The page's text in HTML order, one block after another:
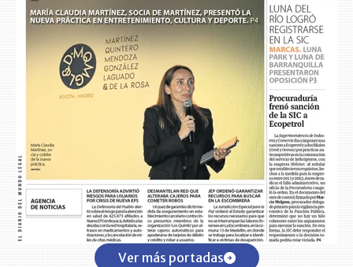
Ver más portadas